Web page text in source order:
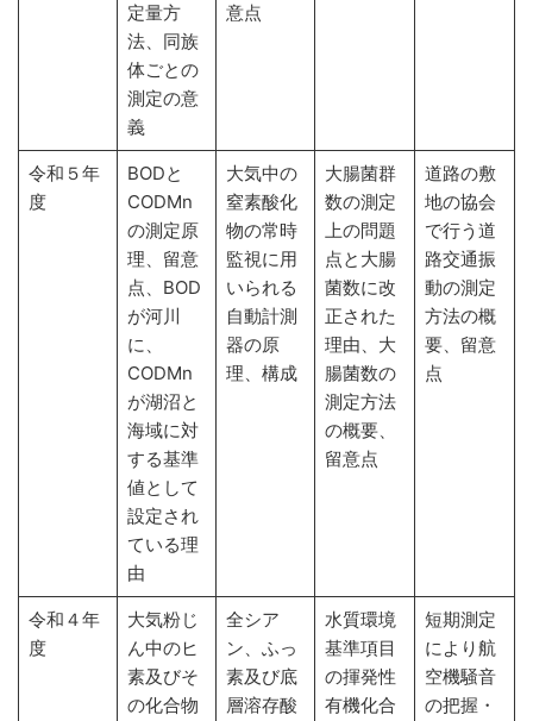
定量方
法、同族
体ごとの
測定の意
義
意点
令和５年
度
BODと
CODMn
の測定原
理、留意
点、BOD
が河川
に、
CODMn
が湖沼と
海域に対
する基準
値として
設定され
ている理
由
大気中の
窒素酸化
物の常時
監視に用
いられる
自動計測
器の原
理、構成
大腸菌群
数の測定
上の問題
点と大腸
菌数に改
正された
理由、大
腸菌数の
測定方法
の概要、
留意点
道路の敷
地の協会
で行う道
路交通振
動の測定
方法の概
要、留意
点
令和４年
度
大気粉じ
ん中のヒ
素及びそ
の化合物
全シア
ン、ふっ
素及び底
層溶存酸
水質環境
基準項目
の揮発性
有機化合
短期測定
により航
空機騒音
の把握・